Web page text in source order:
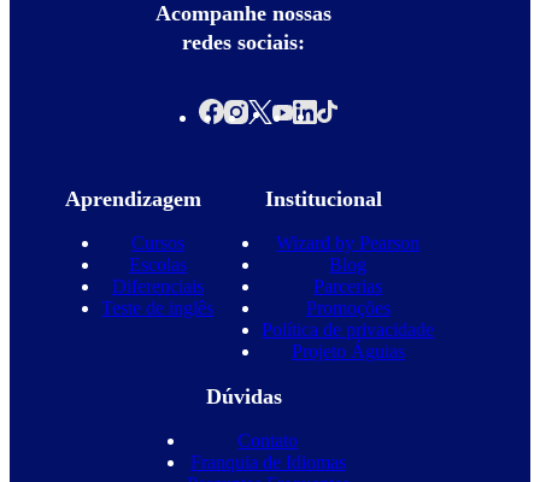
Acompanhe nossas
redes sociais:
Aprendizagem
Cursos
Escolas
Diferenciais
Teste de inglês
Institucional
Wizard by Pearson
Blog
Parcerias
Promoções
Política de privacidade
Projeto Águias
Dúvidas
Contato
Franquia de Idiomas